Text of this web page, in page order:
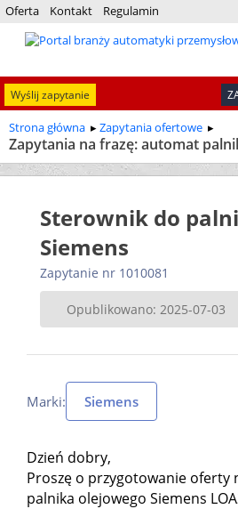
Oferta Kontakt Regulamin
Wyślij zapytanie
Strona główna Zapytania ofertowe
Zapytania na frazę: automat
Sterownik do
Siemens
Zapytanie nr 1010081
Opublikowano: 2025-07-03
Marki: Siemens
Dzień dobry,
Proszę o przygotowanie oferty
palnika olejowego Siemens